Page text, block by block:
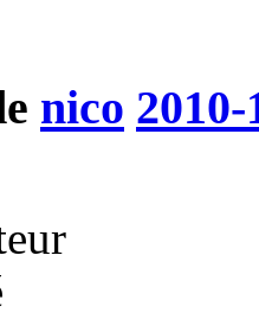
nico